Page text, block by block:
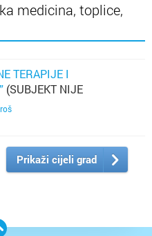
medicina, toplice,
TERAPIJE I
(SUBJEKT NIJE
Prikaži cijeli grad